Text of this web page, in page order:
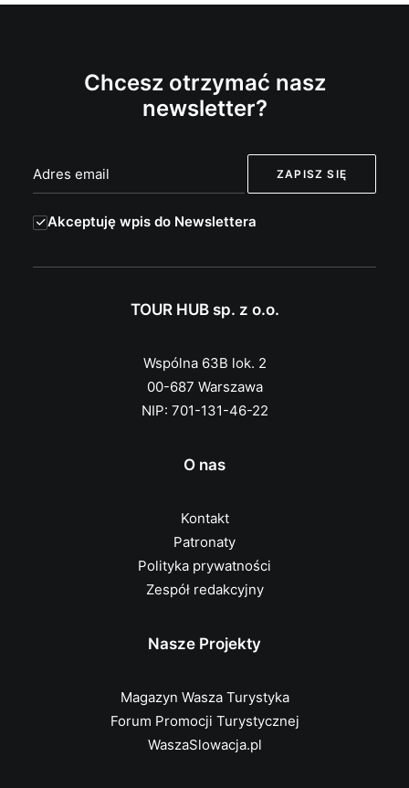
Chcesz otrzymać nasz
newsletter?
Akceptuję wpis do Newslettera
TOUR HUB sp. z o.o.
Wspólna 63B lok. 2
00-687 Warszawa
NIP: 701-131-46-22
O nas
Kontakt
Patronaty
Polityka prywatności
Zespół redakcyjny
Nasze Projekty
Magazyn Wasza Turystyka
Forum Promocji Turystycznej
WaszaSlowacja.pl